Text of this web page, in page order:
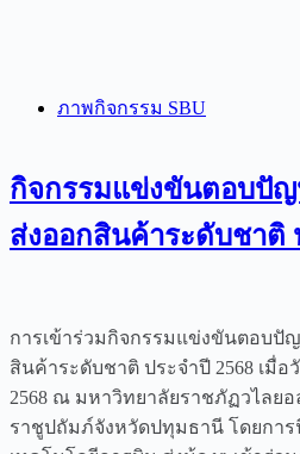
ภาพกิจกรรม SBU
กิจกรรมแข่งขันตอบปัญ
ส่งออกสินค้าระดับชาติ
การเข้าร่วมกิจกรรมแข่งขันตอบปั
สินค้าระดับชาติ ประจำปี 2568 เมื่
2568 ณ มหาวิทยาลัยราชภัฏวไลย
ราชูปถัมภ์จังหวัดปทุมธานี โดยกา